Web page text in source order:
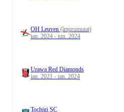
OH Leuven (împrumutat)
ian. 2024 - iun. 2024
Urawa Red Diamonds
ian. 2021 - ian. 2024
Tochigi SC